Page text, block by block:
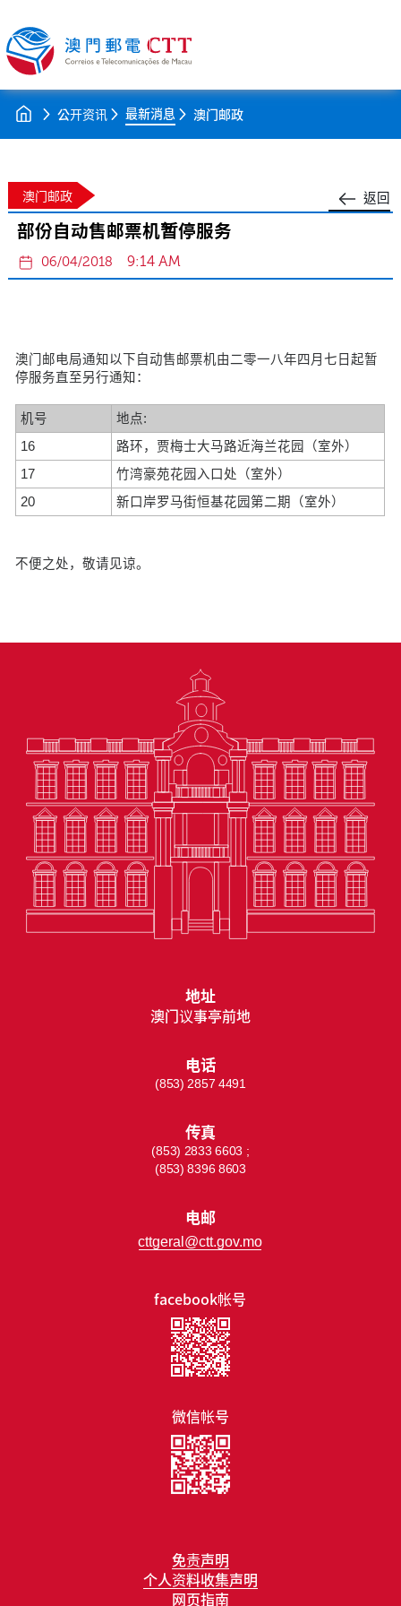
公开资讯 最新消息 澳门邮政
返回
澳门邮政
部份自动售邮票机暂停服务
06/04/2018 9:14 AM
澳门邮电局通知以下自动售邮票机由二零一八年四月七日起暂
停服务直至另行通知：
机号
地点:
16
路环，贾梅士大马路近海兰花园（室外）
17
竹湾豪苑花园入口处（室外）
20
新口岸罗马街恒基花园第二期（室外）
不便之处，敬请见谅。
免责声明
个人资料收集声明
网页指南
facebook帐号
微信帐号
地址
澳门议事亭前地
电话
(853) 2857 4491
传真
(853) 2833 6603 ;
(853) 8396 8603
电邮
cttgeral@ctt.gov.mo